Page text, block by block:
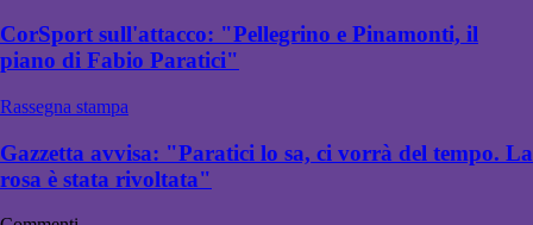
CorSport sull'attacco: "Pellegrino e Pinamonti, il
piano di Fabio Paratici"
Rassegna stampa
Gazzetta avvisa: "Paratici lo sa, ci vorrà del tempo. La
rosa è stata rivoltata"